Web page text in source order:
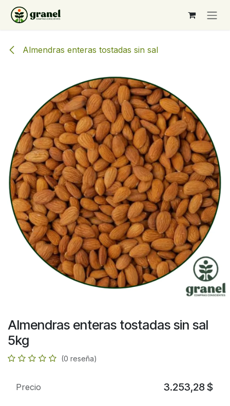
Ir al contenido
Almendras enteras tostadas sin sal
Almendras enteras tostadas sin sal
5kg
(0 reseña)
Precio 3.253,28$